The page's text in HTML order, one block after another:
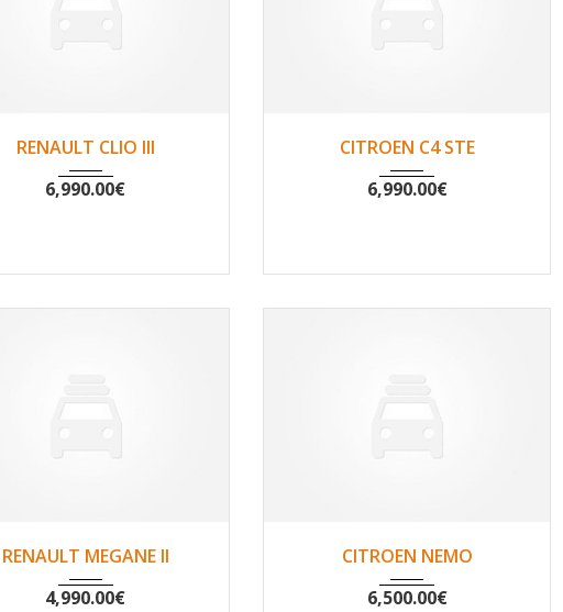
2011 Non 61927
RENAULT CLIO III
6,990.00€
2017 Non 136160
CITROEN C4 STE
6,990.00€
2008 Non 175277
RENAULT MEGANE II
4,990.00€
2009 Non 149820
CITROEN NEMO
6,500.00€